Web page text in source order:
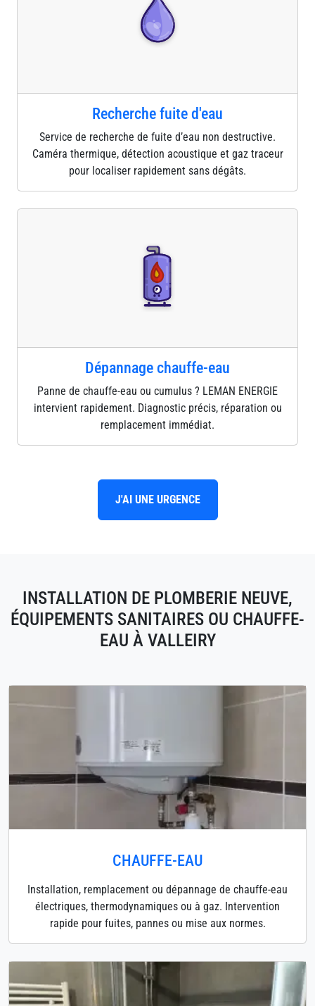
Recherche fuite d'eau
Service de recherche de fuite d’eau non destructive.
Caméra thermique, détection acoustique et gaz traceur
pour localiser rapidement sans dégâts.
Dépannage chauffe-eau
Panne de chauffe-eau ou cumulus ? LEMAN ENERGIE
intervient rapidement. Diagnostic précis, réparation ou
remplacement immédiat.
J'AI UNE URGENCE
INSTALLATION DE PLOMBERIE NEUVE,
ÉQUIPEMENTS SANITAIRES OU CHAUFFE-
EAU À VALLEIRY
CHAUFFE-EAU
Installation, remplacement ou dépannage de chauffe-eau
électriques, thermodynamiques ou à gaz. Intervention
rapide pour fuites, pannes ou mise aux normes.